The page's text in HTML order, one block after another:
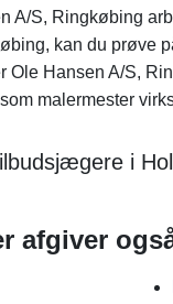
A/S, Ringkøbing
kan du prøve
Ole Hansen A/S,
malermester
i
afgiver